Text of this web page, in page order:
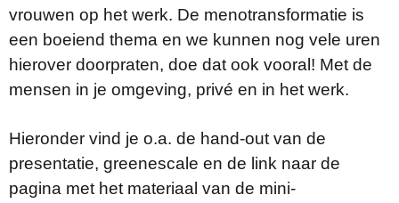
vrouwen op het werk. De menotransformatie is
een boeiend thema en we kunnen nog vele uren
hierover doorpraten, doe dat ook vooral! Met de
mensen in je omgeving, privé en in het werk.
Hieronder vind je o.a. de hand-out van de
presentatie, greenescale en de link naar de
pagina met het materiaal van de mini-